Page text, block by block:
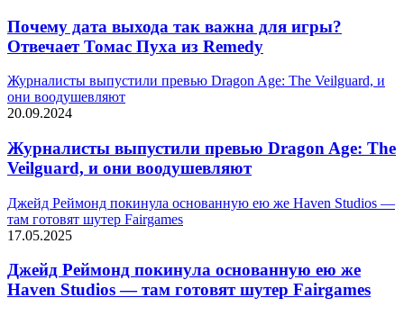
Почему дата выхода так важна для игры?
Отвечает Томас Пуха из Remedy
Журналисты выпустили превью Dragon Age: The Veilguard, и
они воодушевляют
20.09.2024
Журналисты выпустили превью Dragon Age: The
Veilguard, и они воодушевляют
Джейд Реймонд покинула основанную ею же Haven Studios —
там готовят шутер Fairgames
17.05.2025
Джейд Реймонд покинула основанную ею же
Haven Studios — там готовят шутер Fairgames